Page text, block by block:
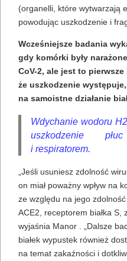
(organelli, które wytwarzają
powodując uszkodzenie i
Wcześniejsze badania
gdy komórki były
CoV-2, ale jest to
że uszkodzenie
na samoistne działanie
Wdychanie wodoru
uszkodzenie
i respiratorem.
„Jeśli usuniesz zdolność
on miał poważny wpływ na
ze względu na jego
ACE2, receptorem białka S,
wyjaśnia Manor . „Dalsze
białek wypustek również
na temat zakaźności i